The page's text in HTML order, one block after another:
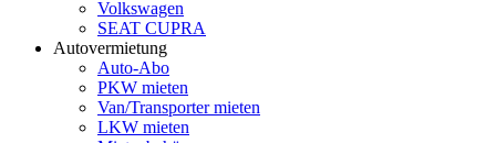
Volkswagen
SEAT CUPRA
Autovermietung
Auto-Abo
PKW mieten
Van/Transporter mieten
LKW mieten